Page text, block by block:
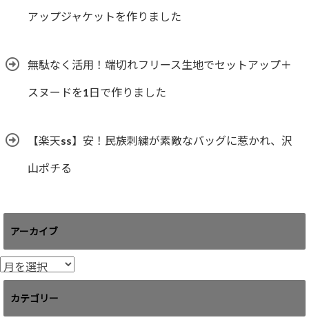
アップジャケットを作りました
無駄なく活用！端切れフリース生地でセットアップ＋
スヌードを1日で作りました
【楽天ss】安！民族刺繍が素敵なバッグに惹かれ、沢
山ポチる
アーカイブ
ア
ー
イ
カテゴリー